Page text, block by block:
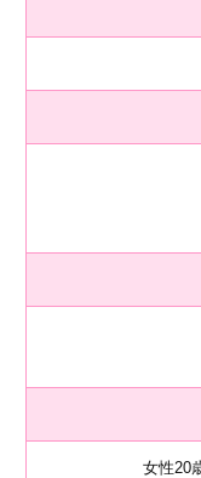
女性20